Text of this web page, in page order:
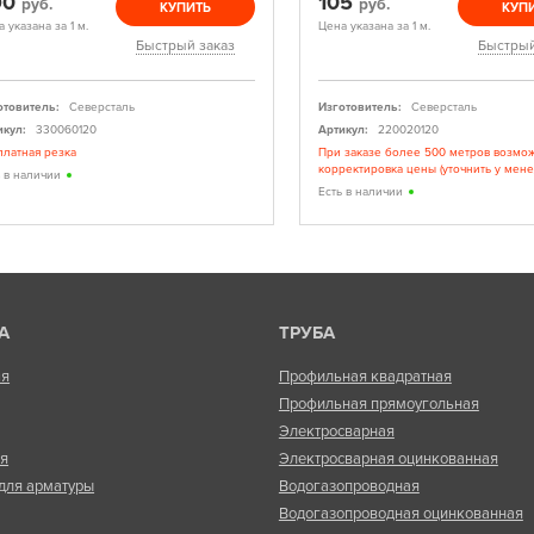
руб.
указана за 1 м.
КУПИТЬ
Быстрый заказ
Северсталь
330060120
резка
в наличии
руб.
Цена указана за 1 м.
Изготовитель:
Северсталь
Артикул:
220020120
При заказе более 500 метров
корректировка цены (уточнить у
Есть в наличии
арматуры
ТРУБА
Профильная квадратная
Профильная прямоугольная
Электросварная
Электросварная оцинкованная
Водогазопроводная
Водогазопроводная оцинкованная